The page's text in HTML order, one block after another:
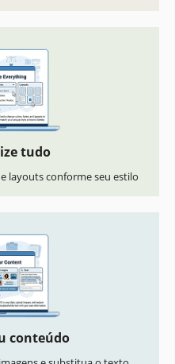
tudo
layouts conforme seu estilo
conteúdo